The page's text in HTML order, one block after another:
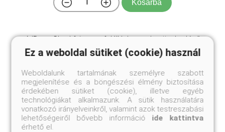
Kosárba
A 'Rose Glow' fajta egy felálló, kompakt növekedésű
lombhullató cserje, amely 1,2-1,5 méter magasra és
1-1,2 méter szélesre nő meg. Levelei tavasszal
mélyebb rózsaszínűvé és bíborrá érlelődnek, ősszel
...
Ez a weboldal sütiket (cookie) használ
Weboldalunk tartalmának személyre szabott
megjelenítése és a böngészési élmény biztosítása
érdekében sütiket (cookie), illetve egyéb
technológiákat alkalmazunk. A sütik használatára
vonatkozó irányelveinkről, valamint azok testreszabási
lehetőségeiről bővebb információ ide kattintva
érhető el.